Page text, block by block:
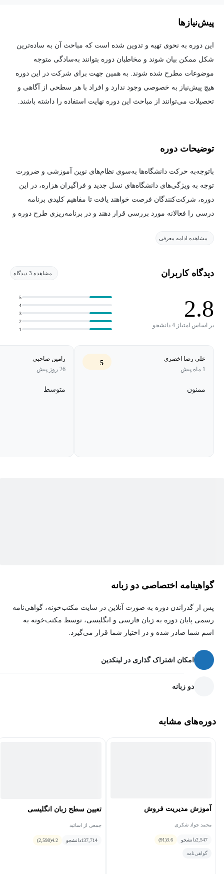
پیش‌نیاز‌ها
این دوره به نحوی تهیه و تدوین شده است که مباحث آن به ساده‌ترین
شکل ممکن بیان شوند و مخاطبان دوره بتوانند به‌سادگی متوجه
موضوعات مطرح شده شوند. به همین جهت برای شرکت در این دوره
هیچ پیش‌نیاز به خصوصی وجود ندارد و افراد با هر سطحی از آگاهی و
تحصیلات می‌توانند از مباحث این دوره نهایت استفاده را داشته باشند.
توضیحات دوره
باتوجه‌به حرکت دانشگاه‌ها به‌سوی نظام‌های نوین آموزشی و ضرورت
توجه به ویژگی‌های دانشگاه‌های نسل جدید و فراگیران هزاره، در این
دوره، شرکت‌کنندگان فرصت خواهند یافت تا مفاهیم کلیدی برنامه
درسی را فعالانه مورد بررسی قرار دهند و در برنامه‌ریزی طرح دوره و
نمایند.
هدف کلی:
توانایی در طراحی و بازنگری برنامهٔ درسی باتوجه‌به ویژگی‌های
فراگیران و دانشگاه‌های نسل جدید.
مشاهده ادامه معرفی
دیدگاه کاربران مشاهده 3 دیدگاه
2.8
بر اساس امتیاز 4 دانشجو
1
2
3
4
5
علی رضا اخضری
1 ماه پیش
5
ممنون
رامین صاحبی
26 روز پیش
متوسط
گواهینامه اختصاصی دو زبانه
پس از گذراندن دوره به صورت آنلاین در سایت مکتب‌خونه، گواهی‌نامه
رسمی پایان دوره به زبان فارسی و انگلیسی، توسط مکتب‌خونه به
اسم شما صادر شده و در اختیار شما قرار می‌گیرد.
امکان اشتراک گذاری در لینکدین
دو زبانه
دوره‌های مشابه
آموزش مدیریت فروش
محمد جواد شکری
2,547دانشجو 3.6
(91)
گواهی‌نامه
تعیین سطح زبان انگلیسی
جمعی از اساتید
137,714دانشجو 4.2
(2,598)